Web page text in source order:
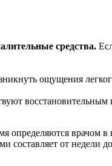
средства.
ощущения
определяются врачом
составляет от недели